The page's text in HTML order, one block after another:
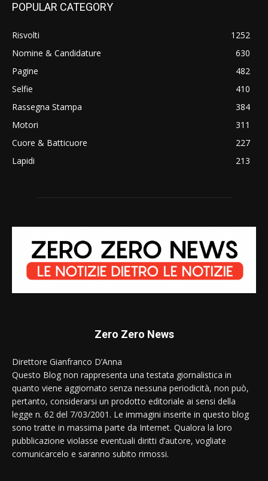
POPULAR CATEGORY
Risvolti
1252
Nomine & Candidature
630
Pagine
482
Selfie
410
Rassegna Stampa
384
Motori
311
Cuore & Batticuore
227
Lapidi
213
Zero Zero News
Direttore Gianfranco D’Anna
Questo Blog non rappresenta una testata giornalistica in
quanto viene aggiornato senza nessuna periodicità, non può,
pertanto, considerarsi un prodotto editoriale ai sensi della
legge n. 62 del 7/03/2001. Le immagini inserite in questo blog
sono tratte in massima parte da Internet. Qualora la loro
pubblicazione violasse eventuali diritti d’autore, vogliate
comunicarcelo e saranno subito rimossi.